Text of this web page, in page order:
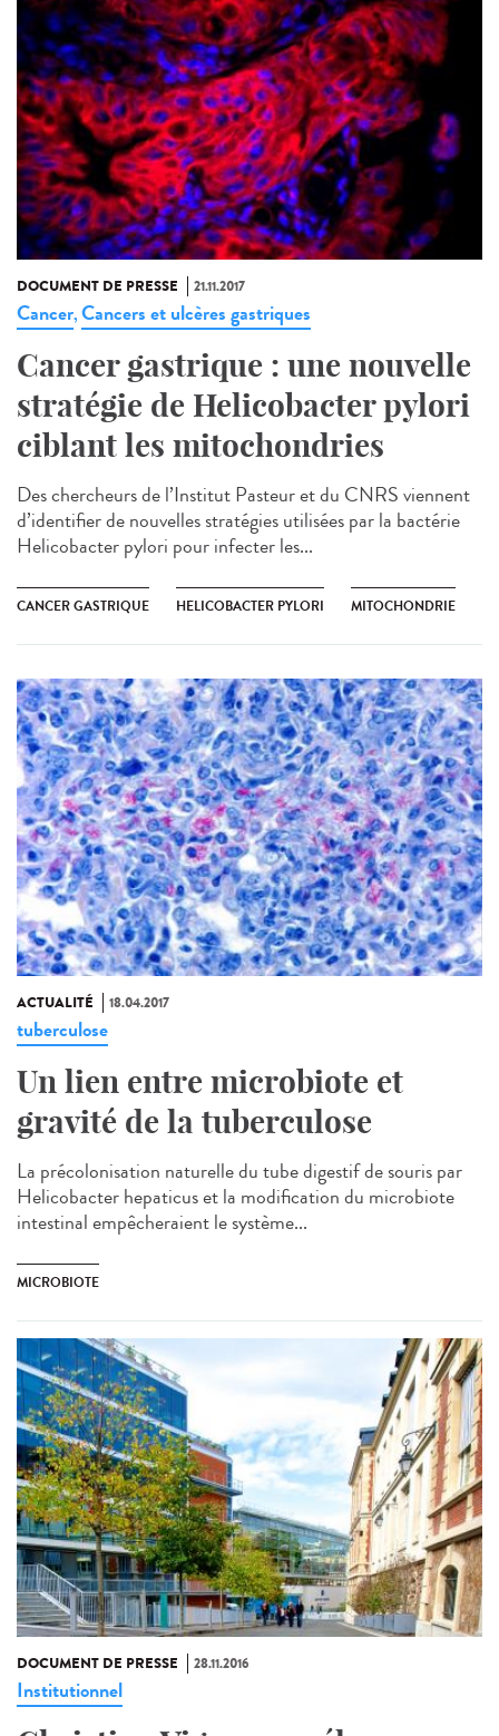
DOCUMENT DE PRESSE 21.11.2017
Cancer,Cancers et ulcères gastriques
Cancer gastrique : une nouvelle
stratégie de Helicobacter pylori
ciblant les mitochondries
Des chercheurs de l’Institut Pasteur et du CNRS viennent
d’identifier de nouvelles stratégies utilisées par la bactérie
Helicobacter pylori pour infecter les...
CANCER GASTRIQUE HELICOBACTER PYLORI MITOCHONDRIE
ACTUALITÉ 18.04.2017
tuberculose
Un lien entre microbiote et
gravité de la tuberculose
La précolonisation naturelle du tube digestif de souris par
Helicobacter hepaticus et la modification du microbiote
intestinal empêcheraient le système...
MICROBIOTE
DOCUMENT DE PRESSE 28.11.2016
Institutionnel